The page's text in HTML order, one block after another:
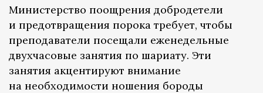
Министерство поощрения добродетели
и предотвращения порока требует, чтобы
преподаватели посещали еженедельные
двухчасовые занятия по шариату. Эти
занятия акцентируют внимание
на необходимости ношения бороды